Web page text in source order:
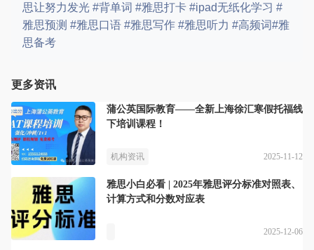
思让努力发光 #背单词 #雅思打卡 #ipad无纸化学习 #
雅思预测 #雅思口语 #雅思写作 #雅思听力 #高频词#雅
思备考
更多资讯
蒲公英国际教育——全新上海徐汇寒假托福线
下培训课程！
机构资讯 2025-11-12
雅思小白必看 | 2025年雅思评分标准对照表、
计算方式和分数对应表
2025-12-06